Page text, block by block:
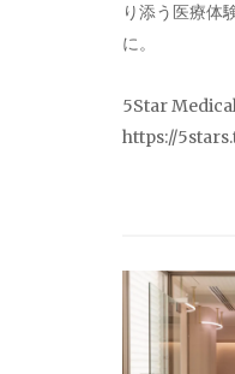
り添う医療体
に。
5Star
https://